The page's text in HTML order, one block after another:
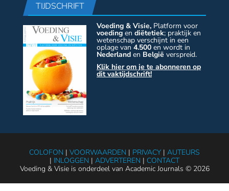
TIJDSCHRIFT
Voeding & Visie, Platform voor
voeding en diëtetiek; praktijk en
wetenschap verschijnt in een
oplage van 4.500 en wordt in
Nederland en België verspreid.
Klik hier om je te abonneren op
dit vaktijdschrift!
COLOFON | VOORWAARDEN | PRIVACY | AUTEURS
| INLOGGEN | ADVERTEREN | CONTACT
Voeding & Visie is onderdeel van Academic Journals © 2026